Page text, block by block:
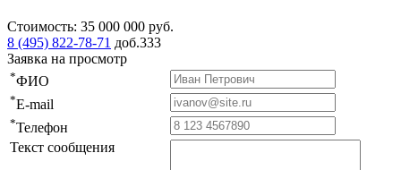
Стоимость: 35 000 000 руб.
8 (495) 822-78-71 доб.333
Заявка на просмотр
*ФИО
*E-mail
*Телефон
Текст сообщения